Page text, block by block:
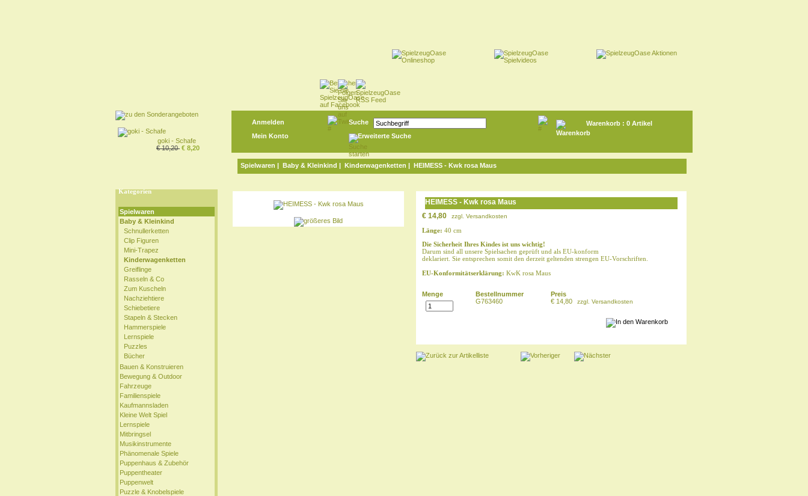
goki - Schafe
€ 10,20 € 8,20
Anmelden
Mein Konto
Suche
Erweiterte Suche
Warenkorb : 0 Artikel
Spielwaren | Baby & Kleinkind | Kinderwagenketten | HEIMESS - Kwk rosa Maus
Kategorien
Spielwaren
Baby & Kleinkind
Schnullerketten
Clip Figuren
Mini-Trapez
Kinderwagenketten
Greiflinge
Rasseln & Co
Zum Kuscheln
Nachziehtiere
Schiebetiere
Stapeln & Stecken
Hammerspiele
Lernspiele
Puzzles
Bücher
Bauen & Konstruieren
Bewegung & Outdoor
Fahrzeuge
Familienspiele
Kaufmannsladen
Kleine Welt Spiel
Lernspiele
Mitbringsel
Musikinstrumente
Phänomenale Spiele
Puppenhaus & Zubehör
Puppentheater
Puppenwelt
Puzzle & Knobelspiele
HEIMESS - Kwk rosa Maus
€ 14,80
zzgl. Versandkosten
Länge: 40 cm
Die Sicherheit Ihres Kindes ist uns wichtig!
Darum sind all unsere Spielsachen geprüft und als EU-konform
deklariert. Sie entsprechen somit den derzeit geltenden strengen EU-Vorschriften.
EU-Konformitätserklärung: KwK rosa Maus
Menge
Bestellnummer
G763460
Preis
€ 14,80
zzgl. Versandkosten